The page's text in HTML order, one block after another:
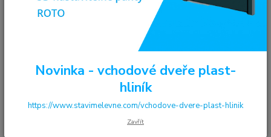
cm, pravé
Novinka - vchodové dveře plast-
hliník
https://www.stavimelevne.com/vchodove-dvere-plast-hlinik
Zavřít